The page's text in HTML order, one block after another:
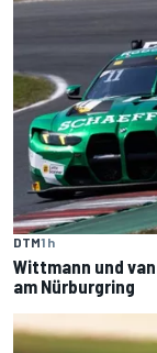
DTM1 h
Wittmann und
am Nürburgring